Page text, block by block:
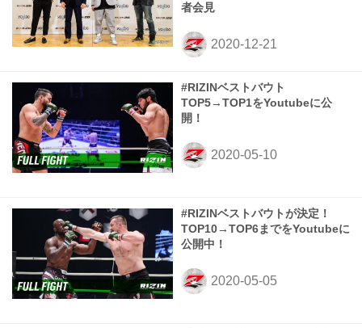
者会見
#RIZINベストバウト
TOP5→TOP1をYoutubeに公
開！
#RIZINベストバウトが決定！
TOP10→TOP6までをYoutubeに
公開中！